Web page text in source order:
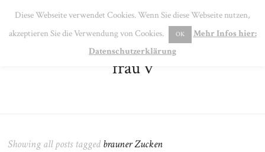
MENU
frau v
Showing all posts tagged brauner Zucken
Diese Webseite verwendet Cookies. Wenn Sie diese Webseite nutzen,
akzeptieren Sie die Verwendung von Cookies.
OK
Mehr Infos hier:
Datenschutzerklärung